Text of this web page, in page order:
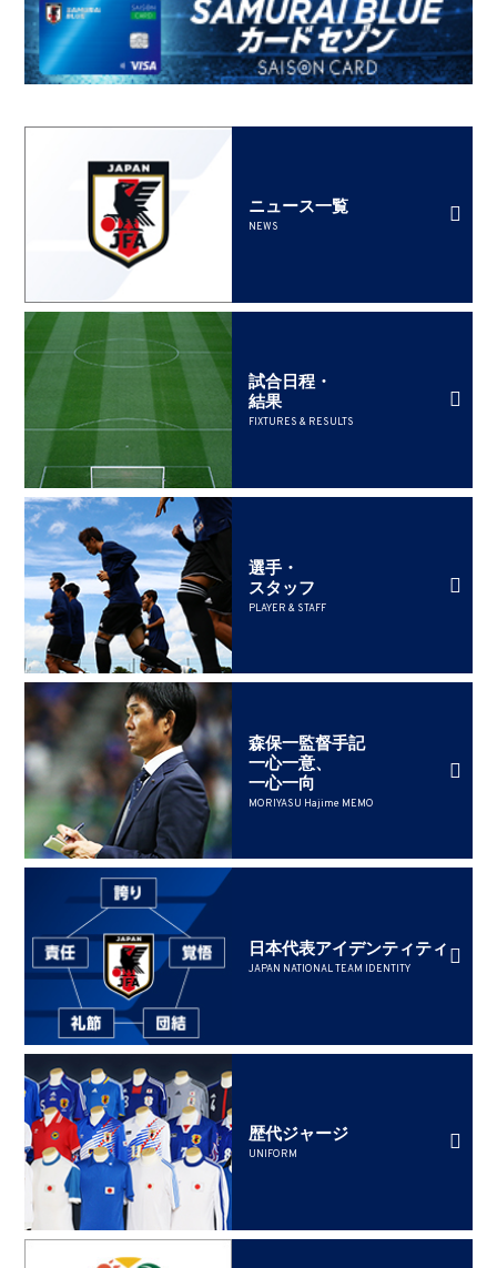
ニュース一覧
NEWS
試合日程・
結果
FIXTURES & RESULTS
選手・
スタッフ
PLAYER & STAFF
森保一監督手記
一心一意、
一心一向
MORIYASU Hajime MEMO
日本代表アイデンティティ
JAPAN NATIONAL TEAM IDENTITY
歴代ジャージ
UNIFORM